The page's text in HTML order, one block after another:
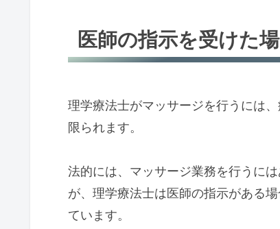
医師の指示を受けた
理学療法士がマッサージを行うには
限られます。
法的には、マッサージ業務を行うに
が、理学療法士は医師の指示がある
ています。